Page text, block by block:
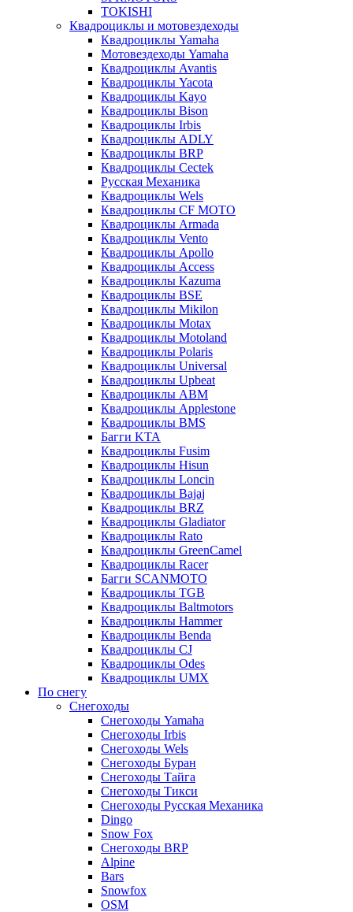
TOKISHI
Квадроциклы и мотовездеходы
Квадроциклы Yamaha
Мотовездеходы Yamaha
Квадроциклы Avantis
Квадроциклы Yacota
Квадроциклы Kayo
Квадроциклы Bison
Квадроциклы Irbis
Квадроциклы ADLY
Квадроциклы BRP
Квадроциклы Cectek
Русская Механика
Квадроциклы Wels
Квадроциклы CF MOTO
Квадроциклы Armada
Квадроциклы Vento
Квадроциклы Apollo
Квадроциклы Access
Квадроциклы Kazuma
Квадроциклы BSE
Квадроциклы Mikilon
Квадроциклы Motax
Квадроциклы Motoland
Квадроциклы Polaris
Квадроциклы Universal
Квадроциклы Upbeat
Квадроциклы ABM
Квадроциклы Applestone
Квадроциклы BMS
Багги KTA
Квадроциклы Fusim
Квадроциклы Hisun
Квадроциклы Loncin
Квадроциклы Bajaj
Квадроциклы BRZ
Квадроциклы Gladiator
Квадроциклы Rato
Квадроциклы GreenCamel
Квадроциклы Racer
Багги SCANMOTO
Квадроциклы TGB
Квадроциклы Baltmotors
Квадроциклы Hammer
Квадроциклы Benda
Квадроциклы CJ
Квадроциклы Odes
Квадроциклы UMX
По снегу
Снегоходы
Снегоходы Yamaha
Снегоходы Irbis
Снегоходы Wels
Снегоходы Буран
Снегоходы Тайга
Снегоходы Тикси
Снегоходы Русская Механика
Dingo
Snow Fox
Снегоходы BRP
Alpine
Bars
Snowfox
OSM